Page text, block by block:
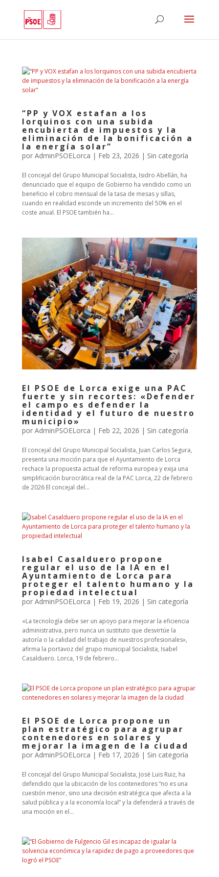
“PP y VOX estafan a los
lorquinos con una subida
encubierta de impuestos y la
eliminación de la bonificación a
la energía solar”
por AdminPSOELorca | Feb 23, 2026 | Sin categoría
El concejal del Grupo Municipal Socialista, Isidro Abellán, ha
denunciado que el equipo de Gobierno ha vendido como un
beneficio el cobro mensual de la tasa de mesas y sillas,
cuando en realidad esconde un incremento del 50% en el
coste anual. El PSOE también ha...
El PSOE de Lorca exige una PAC
fuerte y sin recortes: «Defender
el campo es defender la
identidad y el futuro de nuestro
municipio»
por AdminPSOELorca | Feb 22, 2026 | Sin categoría
El concejal del Grupo Municipal Socialista, Juan Carlos Segura,
presenta una moción para que el Ayuntamiento de Lorca
rechace la propuesta actual de reforma europea y exija una
simplificación burocrática real de la PAC Lorca, 22 de febrero
de 2026 El concejal del...
Isabel Casalduero propone
regular el uso de la IA en el
Ayuntamiento de Lorca para
proteger el talento humano y la
propiedad intelectual
por AdminPSOELorca | Feb 19, 2026 | Sin categoría
«La tecnología debe ser un apoyo para mejorar la eficiencia
administrativa, pero nunca un sustituto que desvirtúe la
autoría o la calidad del trabajo de nuestros profesionales»,
afirma la portavoz del grupo municipal Socialista, Isabel
Casalduero. Lorca, 19 de febrero...
El PSOE de Lorca propone un
plan estratégico para agrupar
contenedores en solares y
mejorar la imagen de la ciudad
por AdminPSOELorca | Feb 17, 2026 | Sin categoría
El concejal del Grupo Municipal Socialista, José Luis Ruiz, ha
defendido que la ubicación de los contenedores “no es una
cuestión menor, sino una decisión estratégica que afecta a la
salud pública y a la economía local” y la defenderá a través de
una moción en el...